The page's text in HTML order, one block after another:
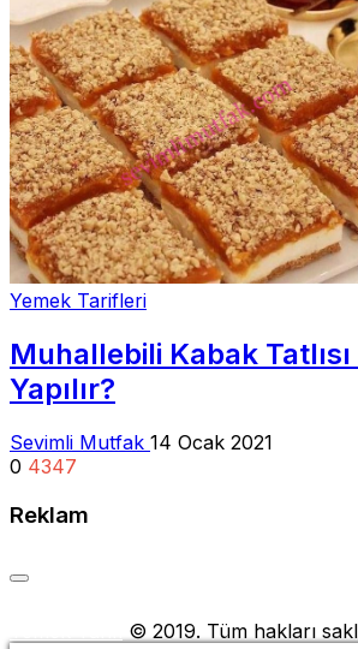
Yemek Tarifleri
Muhallebili Kabak Tatlısı
Yapılır?
Sevimli Mutfak 14 Ocak 2021
0 4347
Reklam
© 2019. Tüm hakları